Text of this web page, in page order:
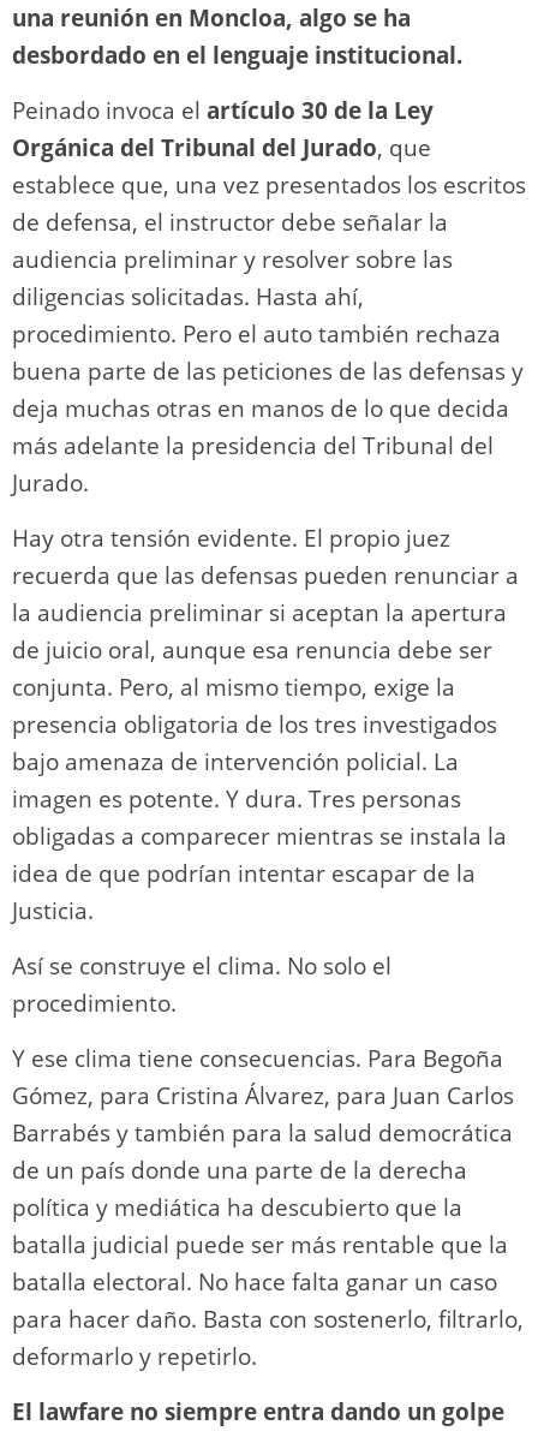
una reunión en Moncloa, algo se ha
desbordado en el lenguaje institucional.
Peinado invoca el artículo 30 de la Ley
Orgánica del Tribunal del Jurado, que
establece que, una vez presentados los escritos
de defensa, el instructor debe señalar la
audiencia preliminar y resolver sobre las
diligencias solicitadas. Hasta ahí,
procedimiento. Pero el auto también rechaza
buena parte de las peticiones de las defensas y
deja muchas otras en manos de lo que decida
más adelante la presidencia del Tribunal del
Jurado.
Hay otra tensión evidente. El propio juez
recuerda que las defensas pueden renunciar a
la audiencia preliminar si aceptan la apertura
de juicio oral, aunque esa renuncia debe ser
conjunta. Pero, al mismo tiempo, exige la
presencia obligatoria de los tres investigados
bajo amenaza de intervención policial. La
imagen es potente. Y dura. Tres personas
obligadas a comparecer mientras se instala la
idea de que podrían intentar escapar de la
Justicia.
Así se construye el clima. No solo el
procedimiento.
Y ese clima tiene consecuencias. Para Begoña
Gómez, para Cristina Álvarez, para Juan Carlos
Barrabés y también para la salud democrática
de un país donde una parte de la derecha
política y mediática ha descubierto que la
batalla judicial puede ser más rentable que la
batalla electoral. No hace falta ganar un caso
para hacer daño. Basta con sostenerlo, filtrarlo,
deformarlo y repetirlo.
El lawfare no siempre entra dando un golpe